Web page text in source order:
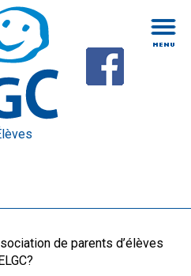
de parents d’élèves